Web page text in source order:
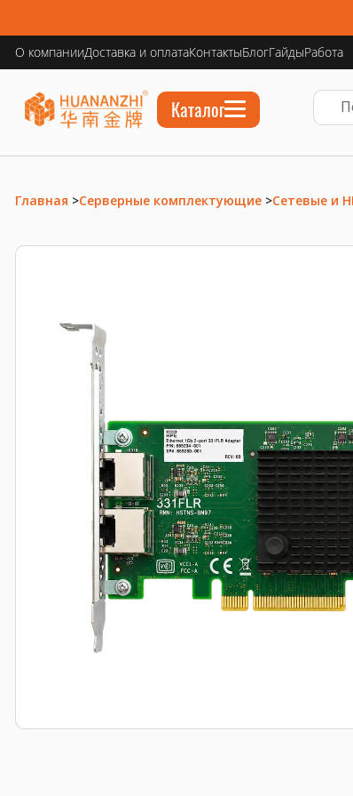
О компанииДоставка и оплатаКонтактыБлогГайдыРабота
Каталог
Главная >Серверные комплектующие >Сетевые и